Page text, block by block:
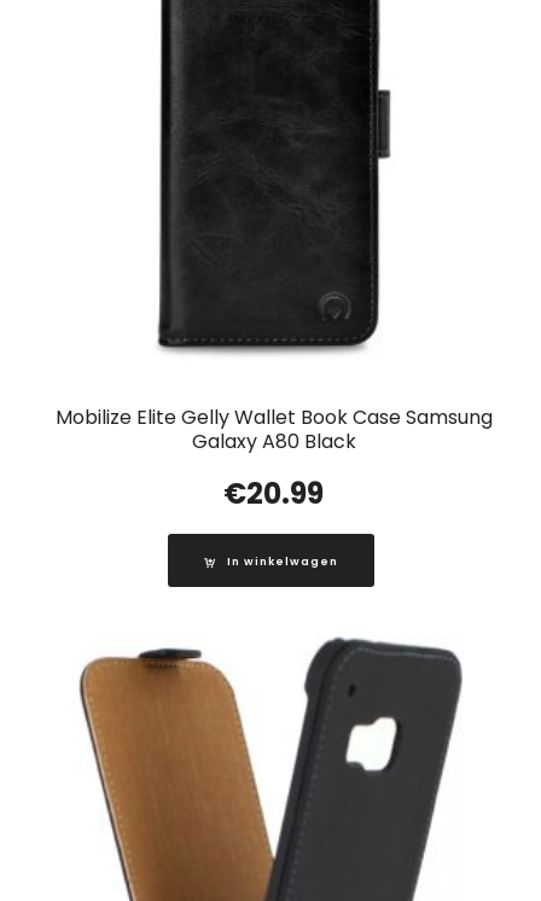
Mobilize Elite Gelly Wallet Book Case Samsung
Galaxy A80 Black
€20.99
In winkelwagen